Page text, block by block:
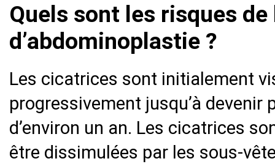
Quels sont les risques
d’abdominoplastie ?
Les cicatrices sont initialement
progressivement jusqu’à devenir
d’environ un an. Les cicatrices
être dissimulées par les sous-